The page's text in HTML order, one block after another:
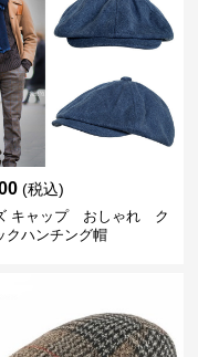
(税込)
キャップ おしゃれ ク
クハンチング帽